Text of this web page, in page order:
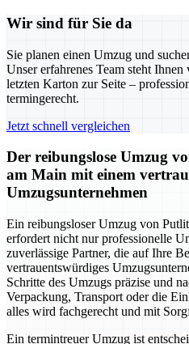
Wir sind für Sie da
Sie planen einen Umzug und
Unser erfahrenes Team steht
letzten Karton zur Seite –
termingerecht.
Jetzt schnell vergleichen
Der reibungslose Umzug
am Main mit einem
Umzugsunternehmen
Ein reibungsloser Umzug von
erfordert nicht nur professionelle
zuverlässige Partner, die auf Ihre
vertrauentswürdiges
Schritte des Umzugs präzise und
Verpackung, Transport oder die
alles wird fachgerecht und mit
Ein termintreuer Umzug ist